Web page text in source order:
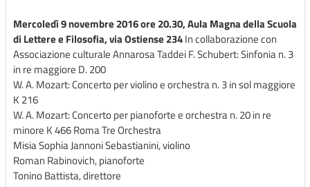
Mercoledì 9 novembre 2016 ore 20.30, Aula Magna della Scuola
di Lettere e Filosofia, via Ostiense 234In collaborazione con
Associazione culturale Annarosa Taddei F. Schubert: Sinfonia n. 3
in re maggiore D. 200
W. A. Mozart: Concerto per violino e orchestra n. 3 in sol maggiore
K 216
W. A. Mozart: Concerto per pianoforte e orchestra n. 20 in re
minore K 466 Roma Tre Orchestra
Misia Sophia Jannoni Sebastianini, violino
Roman Rabinovich, pianoforte
Tonino Battista, direttore